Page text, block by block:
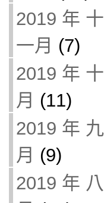
2019 年 十
一月 (7)
2019 年 十
月 (11)
2019 年 九
月 (9)
2019 年 八